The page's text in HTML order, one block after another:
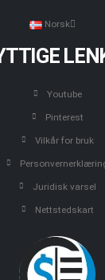
Norsk
Youtube
Pinterest
Vilkår for bruk
Juridisk varsel
Nettstedskart